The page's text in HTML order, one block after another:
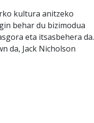
kultura anitzeko
behar du bizimodua
eta itsasbehera da.
da, Jack Nicholson